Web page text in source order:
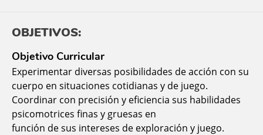
OBJETIVOS:
Objetivo Curricular
Experimentar diversas posibilidades de acción con su
cuerpo en situaciones cotidianas y de juego.
Coordinar con precisión y eficiencia sus habilidades
psicomotrices finas y gruesas en
función de sus intereses de exploración y juego.